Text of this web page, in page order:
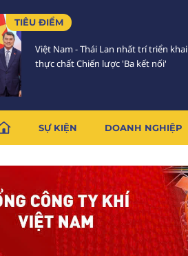
TIÊU ĐIỂM
Việt Nam - Thái Lan nhất trí triển khai
thực chất Chiến lược 'Ba kết nối'
SỰ KIỆN DOANH NGHIỆP